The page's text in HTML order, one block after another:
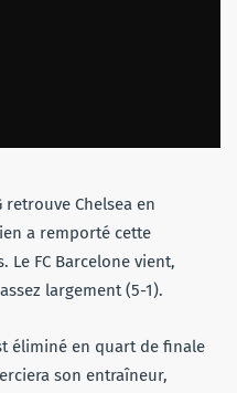
retrouve Chelsea en
a remporté cette
FC Barcelone vient,
largement (5-1).
éliminé en quart de finale
son entraîneur,